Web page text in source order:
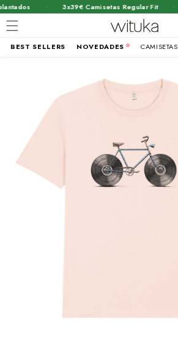
3x39€ Camisetas Regular Fit
BEST SELLERS NOVEDADES CAMISETAS